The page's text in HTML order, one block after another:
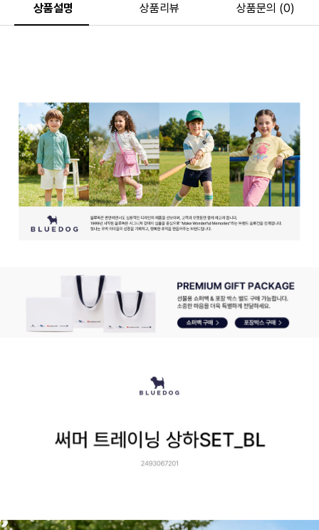
상품설명 상품리뷰 상품문의 (0)